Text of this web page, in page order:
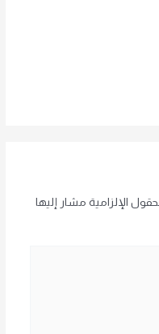
الحقول الإلزامية مشار إليها